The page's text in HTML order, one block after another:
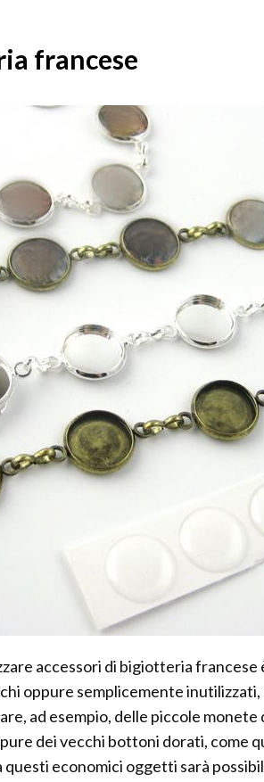
francese
accessori di bigiotteria francese
oppure semplicemente
ad esempio, delle piccole monete
dei vecchi bottoni dorati, come
economici oggetti sarà